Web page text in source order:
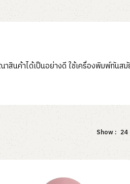
สินค้าได้เป็นอย่างดี ใช้เครื่องพิมพ์ทันส
Show 24